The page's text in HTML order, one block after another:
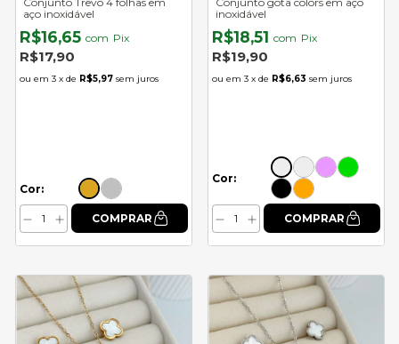
aço inoxidável
R$16,65 com Pix
R$17,90
3 x de R$5,97 sem juros
Cor:
inoxidável
R$18,51 com Pix
R$19,90
3 x de R$6,63 sem juros
Cor: